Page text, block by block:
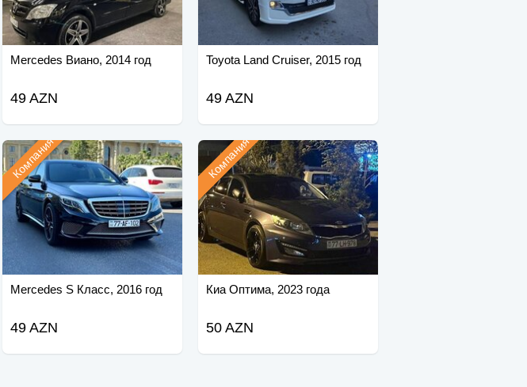
Mercedes Виано, 2014 год
49 AZN
Toyota Land Cruiser, 2015 год
49 AZN
Mercedes S Класс, 2016 год
Компания
49 AZN
Киа Оптима, 2023 года
Компания
50 AZN